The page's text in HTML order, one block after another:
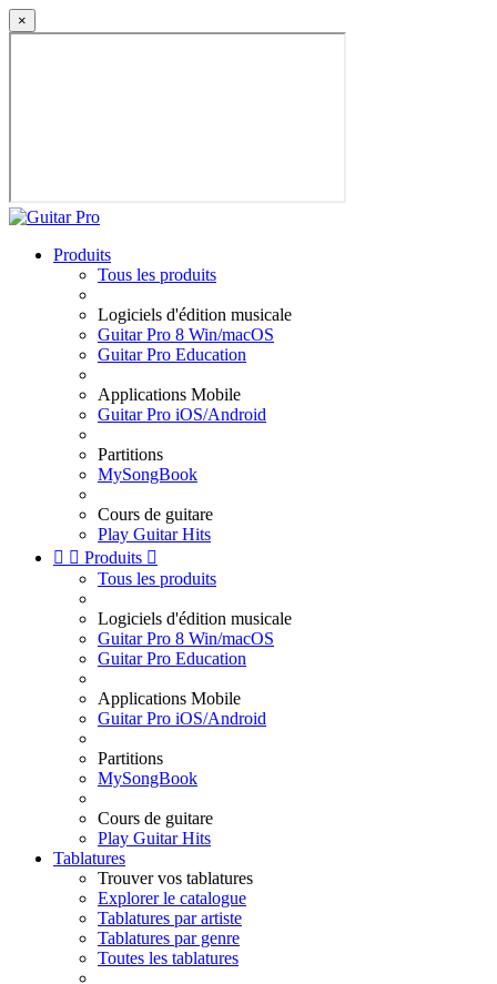
×
Produits
Tous les produits
Logiciels d'édition musicale
Guitar Pro 8 Win/macOS
Guitar Pro Education
Applications Mobile
Guitar Pro iOS/Android
Partitions
MySongBook
Cours de guitare
Play Guitar Hits
  Produits 
Tous les produits
Logiciels d'édition musicale
Guitar Pro 8 Win/macOS
Guitar Pro Education
Applications Mobile
Guitar Pro iOS/Android
Partitions
MySongBook
Cours de guitare
Play Guitar Hits
Tablatures
Trouver vos tablatures
Explorer le catalogue
Tablatures par artiste
Tablatures par genre
Toutes les tablatures